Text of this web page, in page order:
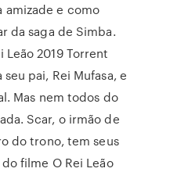
amizade e como
da saga de Simba.
2019 Torrent
pai, Rei Mufasa, e
Mas nem todos do
Scar, o irmão de
do trono, tem seus
filme O Rei Leão